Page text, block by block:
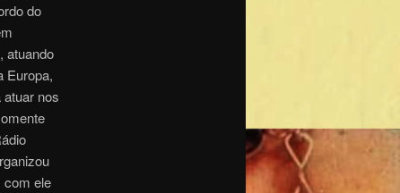
do
atuando
Europa,
nos
com ele